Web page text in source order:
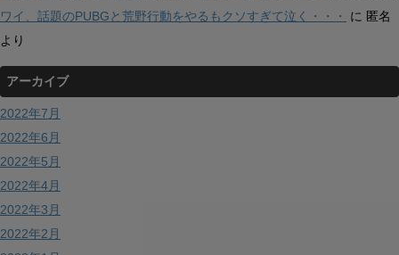
ワイ、話題のPUBGと荒野行動をやるもクソすぎて泣く・・・
に 匿名
より
アーカイブ
2022年7月
2022年6月
2022年5月
2022年4月
2022年3月
2022年2月